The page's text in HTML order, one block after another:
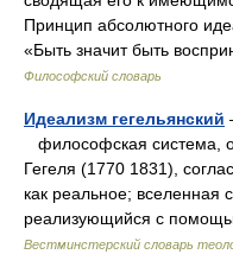
Принцип абсолютного
«Быть значит быть
Философский словарь
Идеализм гегельянский
философская система,
Гегеля (1770 1831),
как реальное; вселенная
реализующийся с
Вестминстерский словарь